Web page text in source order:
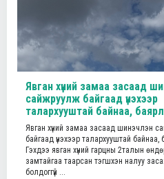
Явган хүний замаа засаад
сайжруулж байгаад үнэхээр
талархууштай байнаа,
Явган хүний замаа засаад шинэчлэн
байгаад үнэхээр талархууштай байнаа,
Гэхдээ явган хүний гарцны 2талын
замтайгаа таарсан тэгшхэн налуу
болдоггүй ...